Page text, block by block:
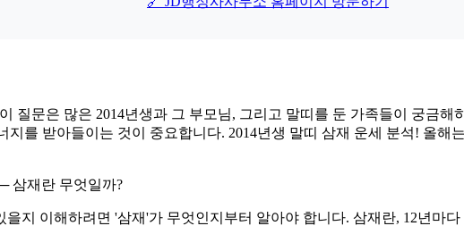
질문은 많은 2014년생과 그 부모님, 그리고 말띠를 둔 가족들이 궁금
를 받아들이는 것이 중요합니다. 2014년생 말띠 삼재 운세 분석! 올해
삼재란 무엇일까?
지 이해하려면 '삼재'가 무엇인지부터 알아야 합니다. 삼재란, 12년마